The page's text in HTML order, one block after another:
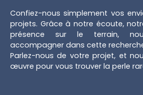
Confiez-nous simplement vos
projets. Grâce à notre écoute,
présence sur le terrain,
accompagner dans cette
Parlez-nous de votre projet, et
œuvre pour vous trouver la perle